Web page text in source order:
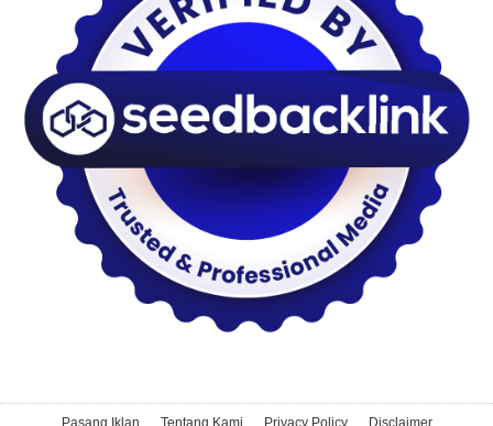
Pasang Iklan Tentang Kami Privacy Policy Disclaimer